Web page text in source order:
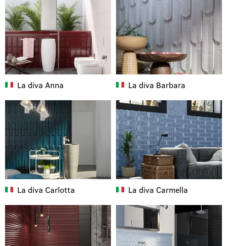
La diva Anna La diva Barbara
La diva Carlotta La diva Carmella